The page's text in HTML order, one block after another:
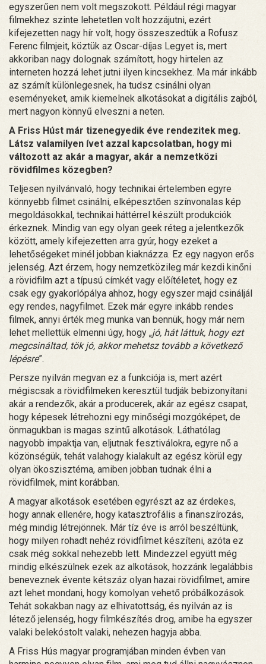
egyszerűen nem volt megszokott. Például régi magyar
filmekhez szinte lehetetlen volt hozzájutni, ezért
kifejezetten nagy hír volt, hogy összeszedtük a Rofusz
Ferenc filmjeit, köztük az Oscar-díjas Legyet is, mert
akkoriban nagy dolognak számított, hogy hirtelen az
interneten hozzá lehet jutni ilyen kincsekhez. Ma már inkább
az számít különlegesnek, ha tudsz csinálni olyan
eseményeket, amik kiemelnek alkotásokat a digitális zajból,
mert nagyon könnyű elveszni a neten.
A Friss Húst már tizenegyedik éve rendezitek meg.
Látsz valamilyen ívet azzal kapcsolatban, hogy mi
változott az akár a magyar, akár a nemzetközi
rövidfilmes közegben?
Teljesen nyilvánvaló, hogy technikai értelemben egyre
könnyebb filmet csinálni, elképesztően színvonalas kép
megoldásokkal, technikai háttérrel készült produkciók
érkeznek. Mindig van egy olyan geek réteg a jelentkezők
között, amely kifejezetten arra gyúr, hogy ezeket a
lehetőségeket minél jobban kiaknázza. Ez egy nagyon erős
jelenség. Azt érzem, hogy nemzetközileg már kezdi kinőni
a rövidfilm azt a típusú címkét vagy előítéletet, hogy ez
csak egy gyakorlópálya ahhoz, hogy egyszer majd csináljál
egy rendes, nagyfilmet. Ezek már egyre inkább rendes
filmek, annyi érték meg munka van bennük, hogy már nem
lehet mellettük elmenni úgy, hogy „jó, hát láttuk, hogy ezt
megcsináltad, tök jó, akkor mehetsz tovább a következő
lépésre”.
Persze nyilván megvan ez a funkciója is, mert azért
mégiscsak a rövidfilmeken keresztül tudják bebizonyítani
akár a rendezők, akár a producerek, akár az egész csapat,
hogy képesek létrehozni egy minőségi mozgóképet, de
önmagukban is magas szintű alkotások. Láthatólag
nagyobb impaktja van, eljutnak fesztiválokra, egyre nő a
közönségük, tehát valahogy kialakult az egész körül egy
olyan ökoszisztéma, amiben jobban tudnak élni a
rövidfilmek, mint korábban.
A magyar alkotások esetében egyrészt az az érdekes,
hogy annak ellenére, hogy katasztrofális a finanszírozás,
még mindig létrejönnek. Már tíz éve is arról beszéltünk,
hogy milyen rohadt nehéz rövidfilmet készíteni, azóta ez
csak még sokkal nehezebb lett. Mindezzel együtt még
mindig elkészülnek ezek az alkotások, hozzánk legalábbis
beneveznek évente kétszáz olyan hazai rövidfilmet, amire
azt lehet mondani, hogy komolyan vehető próbálkozások.
Tehát sokakban nagy az elhivatottság, és nyilván az is
létező jelenség, hogy filmkészítés drog, amibe ha egyszer
valaki belekóstolt valaki, nehezen hagyja abba.
A Friss Hús magyar programjában minden évben van